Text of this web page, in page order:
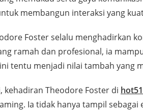
membangun interaksi yang
Foster selalu menghadirkan
ramah dan profesional, ia
tentu menjadi nilai tambah yang
kehadiran Theodore Foster di
Ia tidak hanya tampil